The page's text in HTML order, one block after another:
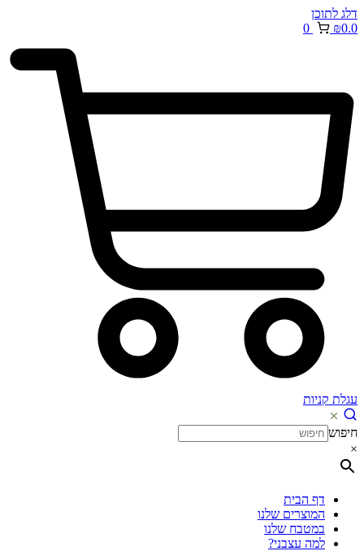
דלג לתוכן
₪0.0
0
עגלת קניות
חיפוש
×
דף הבית
המוצרים שלנו
במטבח שלנו
למה עצבני?